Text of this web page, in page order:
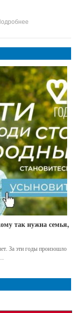
так нужна семья,
За эти годы произошло